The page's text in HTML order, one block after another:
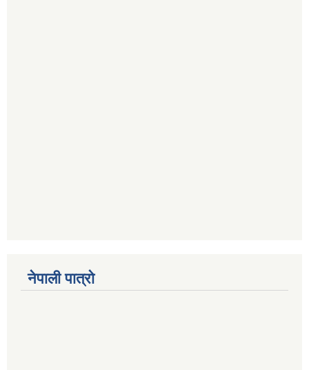
नेपाली पात्रो